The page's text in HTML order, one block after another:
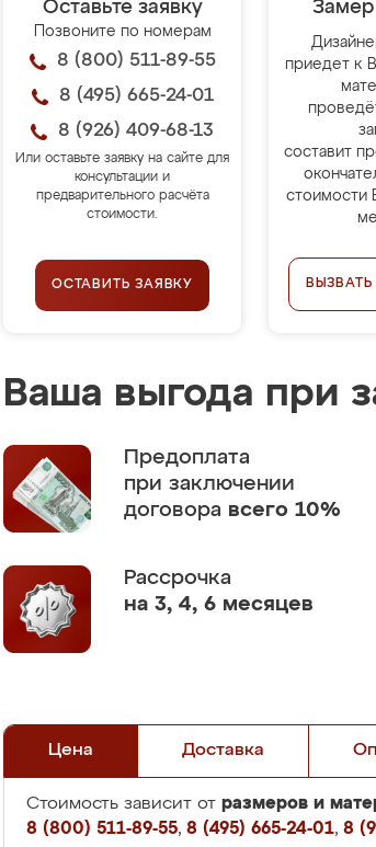
Оставьте заявку
Позвоните по номерам
8 (800) 511-89-55
8 (495) 665-24-01
8 (926) 409-68-13
Или оставьте заявку на сайте для
консультации и
предварительного расчёта
стоимости.
ОСТАВИТЬ ЗАЯВКУ
Замер
приедет к
составит
стоимости
Ваша выгода при
Предоплата
при заключении
договора всего 10%
Рассрочка
на 3, 4, 6 месяцев
Цена Доставка
Стоимость зависит от размеров и
8 (800) 511-89-55, 8 (495) 665-24-01, 8